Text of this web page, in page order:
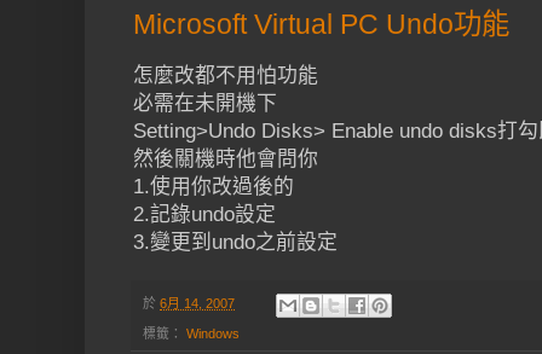
Microsoft Virtual PC Undo功能
怎麼改都不用怕功能
必需在未開機下
Setting>Undo Disks> Enable undo disks打
然後關機時他會問你
1.使用你改過後的
2.記錄undo設定
3.變更到undo之前設定
於 6月 14, 2007
標籤： Windows